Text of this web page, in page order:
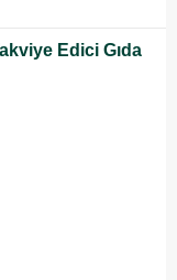
Edici Gıda